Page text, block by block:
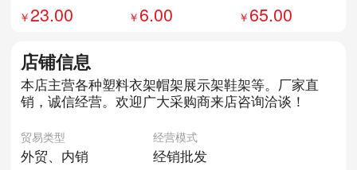
23.00 6.00
65.00
店铺信息
本店主营各种塑料衣架帽架展示架鞋架等。厂家直
销，诚信经营。欢迎广大采购商来店咨询洽谈！
贸易类型
外贸、内销
经营模式
经销批发